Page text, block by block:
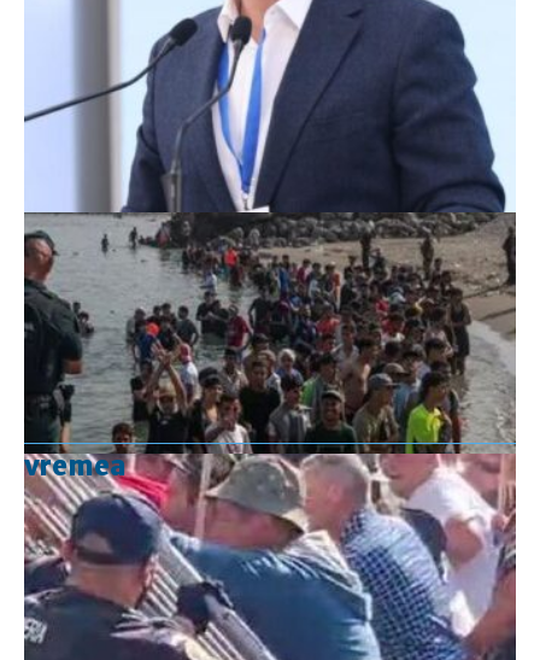
vremea